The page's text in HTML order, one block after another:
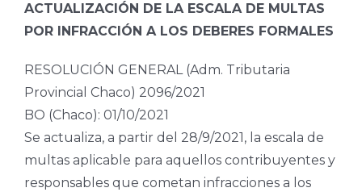
ACTUALIZACIÓN DE LA ESCALA DE MULTAS
POR INFRACCIÓN A LOS DEBERES FORMALES
RESOLUCIÓN GENERAL (Adm. Tributaria
Provincial Chaco) 2096/2021
BO (Chaco): 01/10/2021
Se actualiza, a partir del 28/9/2021, la escala de
multas aplicable para aquellos contribuyentes y
responsables que cometan infracciones a los